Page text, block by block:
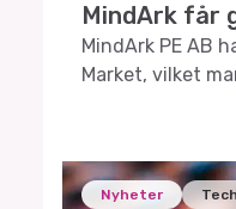
MindArk får
MindArk PE AB
Market, vilket
Nyheter